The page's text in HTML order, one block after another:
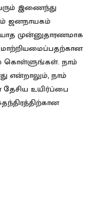
இணைந்து
ஜனநாயகம்
முன்னுதாரணமாக
கொள்ளுங்கள். நாம்
என்றாலும், நாம்
உயிர்ப்பை